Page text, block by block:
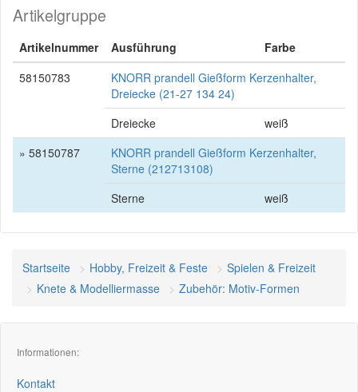
Artikelgruppe
Artikelnummer Ausführung
Farbe
58150783
KNORR prandell Gießform Kerzenhalter,
Dreiecke (21-27 134 24)
Dreiecke
weiß
» 58150787
KNORR prandell Gießform Kerzenhalter,
Sterne (212713108)
Sterne
weiß
Startseite Hobby, Freizeit & Feste
Spielen & Freizeit
Knete & Modelliermasse
Zubehör: Motiv-Formen
Informationen:
Kontakt